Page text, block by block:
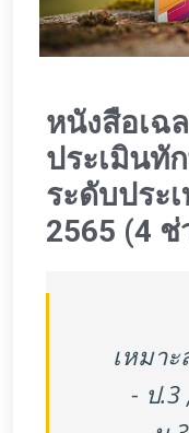
หนังสือเฉ
ประเมินทั
ระดับประ
2565 (4
เหมา
- ป.3